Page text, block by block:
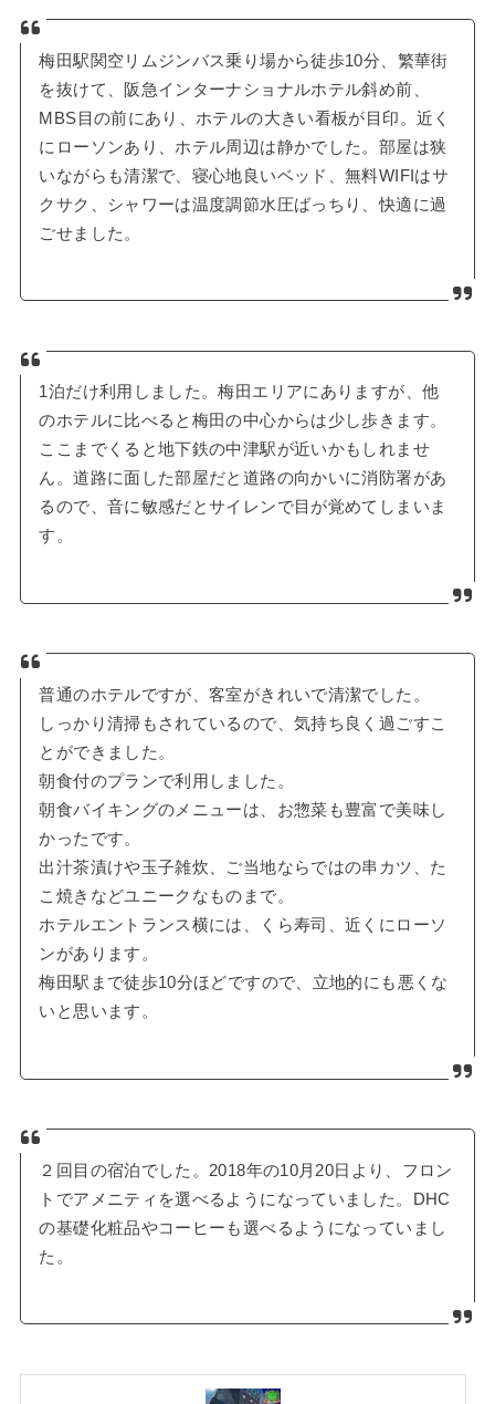
梅田駅関空リムジンバス乗り場から徒歩10分、繁華街
を抜けて、阪急インターナショナルホテル斜め前、
MBS目の前にあり、ホテルの大きい看板が目印。近く
にローソンあり、ホテル周辺は静かでした。部屋は狭
いながらも清潔で、寝心地良いベッド、無料WIFIはサ
クサク、シャワーは温度調節水圧ばっちり、快適に過
ごせました。
1泊だけ利用しました。梅田エリアにありますが、他
のホテルに比べると梅田の中心からは少し歩きます。
ここまでくると地下鉄の中津駅が近いかもしれませ
ん。道路に面した部屋だと道路の向かいに消防署があ
るので、音に敏感だとサイレンで目が覚めてしまいま
す。
普通のホテルですが、客室がきれいで清潔でした。
しっかり清掃もされているので、気持ち良く過ごすこ
とができました。
朝食付のプランで利用しました。
朝食バイキングのメニューは、お惣菜も豊富で美味し
かったです。
出汁茶漬けや玉子雑炊、ご当地ならではの串カツ、た
こ焼きなどユニークなものまで。
ホテルエントランス横には、くら寿司、近くにローソ
ンがあります。
梅田駅まで徒歩10分ほどですので、立地的にも悪くな
いと思います。
２回目の宿泊でした。2018年の10月20日より、フロン
トでアメニティを選べるようになっていました。DHC
の基礎化粧品やコーヒーも選べるようになっていまし
た。